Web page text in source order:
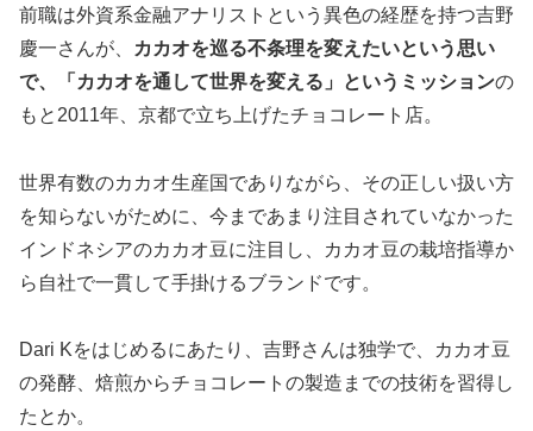
前職は外資系金融アナリストという異色の経歴を持つ吉野
慶一さんが、
カカオを巡る不条理を変えたいという思い
で、「カカオを通して世界を変える」というミッションの
もと2011年、京都で立ち上げたチョコレート店。
世界有数のカカオ生産国でありながら、その正しい扱い方
を知らないがために、今まであまり注目されていなかった
インドネシアのカカオ豆に注目し、カカオ豆の栽培指導か
ら自社で一貫して手掛けるブランドです。
Dari Kをはじめるにあたり、吉野さんは独学で、カカオ豆
の発酵、焙煎からチョコレートの製造までの技術を習得し
たとか。